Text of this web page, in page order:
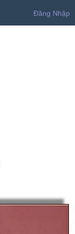
Đăng Nhập